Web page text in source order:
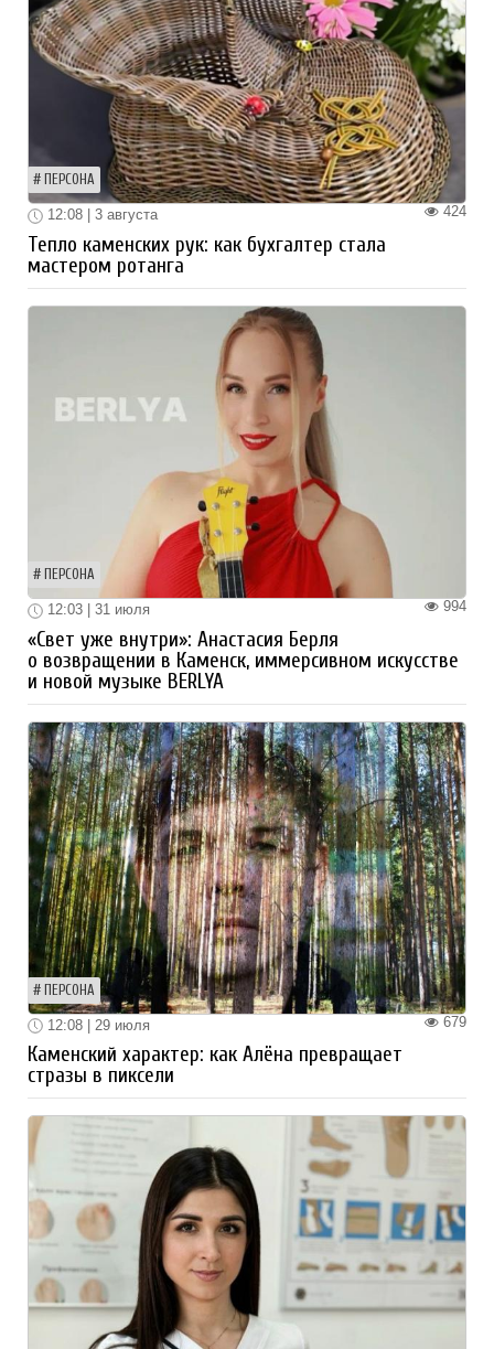
ПЕРСОНА
424
12:08 | 3 августа
Тепло каменских рук: как бухгалтер стала
мастером ротанга
ПЕРСОНА
994
12:03 | 31 июля
«Свет уже внутри»: Анастасия Берля
о возвращении в Каменск, иммерсивном искусстве
и новой музыке BERLYA
ПЕРСОНА
679
12:08 | 29 июля
Каменский характер: как Алёна превращает
стразы в пиксели